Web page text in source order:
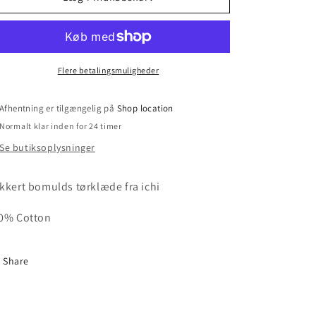
Scarf
Scarf
Flere betalingsmuligheder
Afhentning er tilgængelig på Shop location
Normalt klar inden for 24 timer
Se butiksoplysninger
bomulds tørklæde fra ichi
Cotton
Share